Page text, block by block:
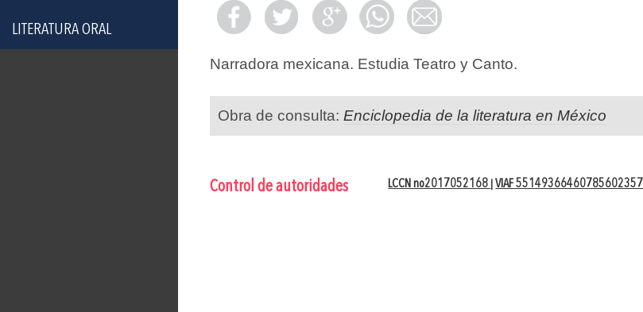
LITERATURA ORAL
Narradora mexicana. Estudia Teatro y Canto.
Obra de consulta: Enciclopedia de la literatura en México
Control de autoridades LCCN no2017052168 |VIAF 55149366460785602357